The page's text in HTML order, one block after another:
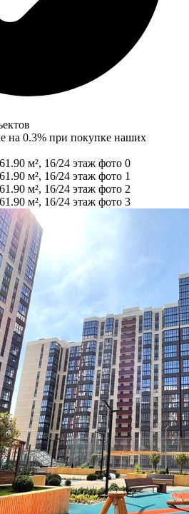
на 0.3% при покупке наших